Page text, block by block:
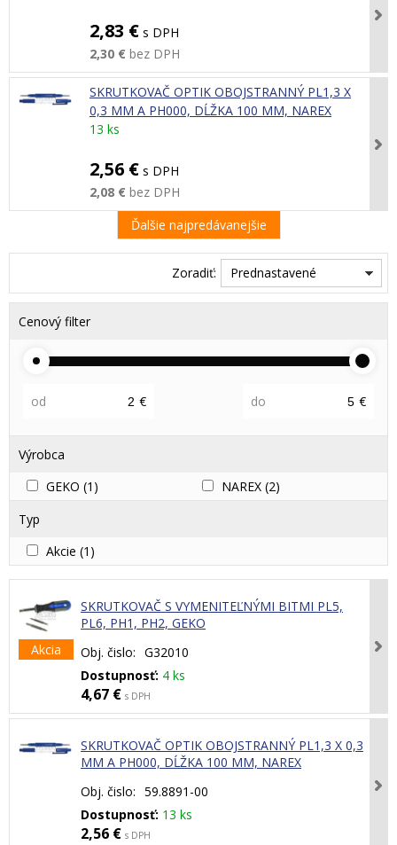
2,83 € s DPH
2,30 € bez DPH
SKRUTKOVAČ OPTIK OBOJSTRANNÝ PL1,3 X
0,3 MM A PH000, DĹŽKA 100 MM, NAREX
13 ks
2,56 € s DPH
2,08 € bez DPH
Ďalšie najpredávanejšie
Zoradiť: Prednastavené
Cenový filter
od € do €
Výrobca
GEKO (1) NAREX (2)
Typ
Akcie (1)
Akcia
SKRUTKOVAČ S VYMENITEĽNÝMI BITMI PL5,
PL6, PH1, PH2, GEKO
Obj. čislo: G32010
Dostupnosť: 4 ks
4,67 € s DPH
SKRUTKOVAČ OPTIK OBOJSTRANNÝ PL1,3 X 0,3
MM A PH000, DĹŽKA 100 MM, NAREX
Obj. čislo: 59.8891-00
Dostupnosť: 13 ks
2,56 € s DPH